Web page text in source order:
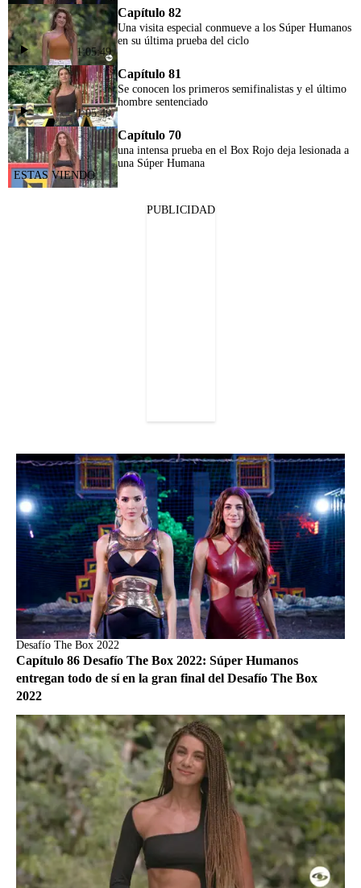
1:05:49
Capítulo 82
Una visita especial conmueve a los Súper Humanos
en su última prueba del ciclo
1:05:49
Capítulo 81
Se conocen los primeros semifinalistas y el último
hombre sentenciado
Capítulo 70
una intensa prueba en el Box Rojo deja lesionada a
una Súper Humana
PUBLICIDAD
Desafío The Box 2022
Capítulo 86 Desafío The Box 2022: Súper Humanos
entregan todo de sí en la gran final del Desafío The Box
2022